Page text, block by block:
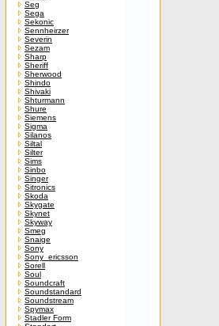
Seg
Sega
Sekonic
Sennheirzer
Severin
Sezam
Sharp
Sheriff
Sherwood
Shindo
Shivaki
Shturmann
Shure
Siemens
Sigma
Silanos
Siltal
Silter
Sims
Sinbo
Singer
Sitronics
Skoda
Skygate
Skynet
Skyway
Smeg
Snaige
Sony
Sony_ericsson
Sorell
Soul
Soundcraft
Soundstandard
Soundstream
Spymax
Stadler Form